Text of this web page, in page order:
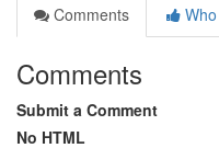
Comments
Comments
Submit a Comment
No HTML